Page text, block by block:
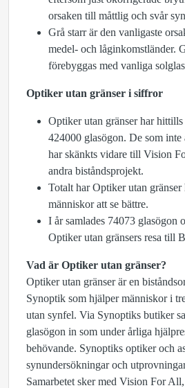
orsaken till måttlig och svår
Grå starr är den vanligaste
medel- och låginkomstländer.
förebyggas med vanliga
Optiker utan gränser i siffror
Optiker utan gränser har
424000 glasögon. De som inte
har skänkts vidare till Vision
andra biståndsprojekt.
Totalt har Optiker utan
människor att se bättre.
I år samlades 74073 glasögon
Optiker utan gränsers resa till
Vad är Optiker utan gränser?
Optiker utan gränser är en
Synoptik som hjälper människor i
utan synfel. Via Synoptiks butiker
glasögon in som under årliga
behövande. Synoptiks optiker och
synundersökningar och
Samarbetet sker med Vision For